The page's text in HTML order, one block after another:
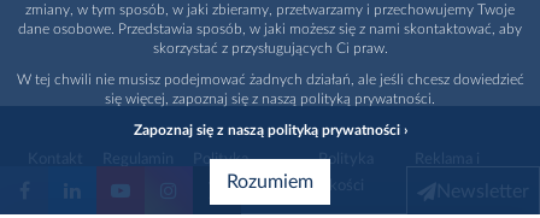
Polityka
prywatności
Polityka
promocja
zmiany, w tym sposób, w jaki zbieramy, przetwarzamy i przechowujemy Twoje
dane osobowe. Przedstawia sposób, w jaki możesz się z nami skontaktować, aby
skorzystać z przysługujących Ci praw.
W tej chwili nie musisz podejmować żadnych działań, ale jeśli chcesz dowiedzieć
się więcej, zapoznaj się z naszą polityką prywatności.
Zapoznaj się z naszą polityką prywatności ›
Rozumiem Newsletter